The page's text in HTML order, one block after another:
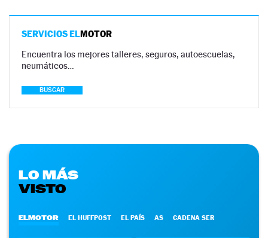
SERVICIOS ELMOTOR
Encuentra los mejores talleres, seguros, autoescuelas,
neumáticos…
BUSCAR
LO MÁS
VISTO
ELMOTOR EL HUFFPOST EL PAÍS AS CADENA SER